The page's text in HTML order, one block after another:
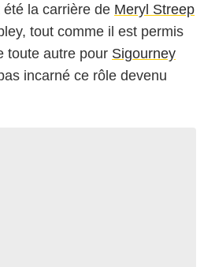
été la carrière de Meryl Streep
tout comme il est permis
toute autre pour Sigourney
incarné ce rôle devenu